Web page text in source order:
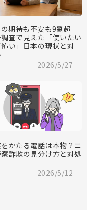
期待も不安も9割超
査で見えた「使いたい
い」日本の現状と対
2026/5/27
かたる電話は本物？ニ
詐欺の見分け方と対処
2026/5/12